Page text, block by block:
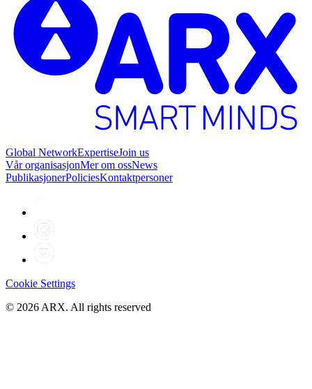
Global NetworkExpertiseJoin us
Vår organisasjonMer om ossNews
PublikasjonerPoliciesKontaktpersoner
Cookie Settings
© 2026 ARX. All rights reserved